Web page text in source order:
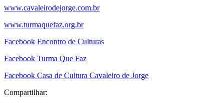
www.cavaleirodejorge.com.br
www.turmaquefaz.org.br
Facebook Encontro de Culturas
Facebook Turma Que Faz
Facebook Casa de Cultura Cavaleiro de Jorge
Compartilhar: